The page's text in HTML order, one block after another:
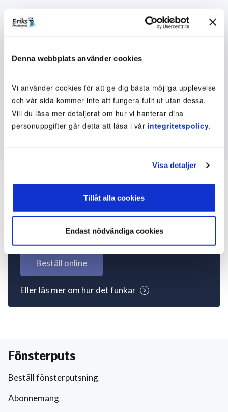
Denna webbplats använder cookies
Vi använder cookies för att ge dig bästa möjliga upplevelse
och vår sida kommer inte att fungera fullt ut utan dessa.
Vill du läsa mer detaljerat om hur vi hanterar dina
personuppgifter går detta att läsa i vår integritetspolicy.
Visa detaljer
Tillåt alla cookies
Endast nödvändiga cookies
Inte kund ännu? Kom
igång nu!
Beställ online
Eller läs mer om hur det funkar
Fönsterputs
Beställ fönsterputsning
Abonnemang